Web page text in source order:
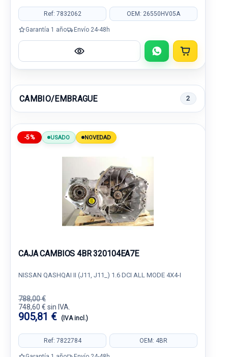
Ref: 7832062 OEM: 26550HV05A
Garantía 1 año Envío 24-48h
CAMBIO/EMBRAGUE 2
-5% USADO NOVEDAD
CAJA CAMBIOS 4BR 320104EA7E
NISSAN QASHQAI II (J11, J11_) 1.6 DCI ALL MODE 4X4-I
788,00 €
748,60 € sin IVA.
905,81 € (IVA incl.)
Ref: 7822784 OEM: 4BR